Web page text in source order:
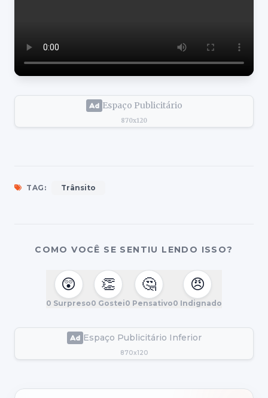
Espaço Publicitário
870x120
TAG: Trânsito
COMO VOCÊ SE SENTIU LENDO ISSO?
😲
0 Surpreso
👏
0 Gostei
🤔
0 Pensativo
😠
0 Indignado
Espaço Publicitário Inferior
870x120